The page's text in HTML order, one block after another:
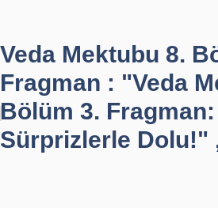
Veda Mektubu 8.
Fragman : "Veda
Bölüm 3.
Sürprizlerle Dolu!"